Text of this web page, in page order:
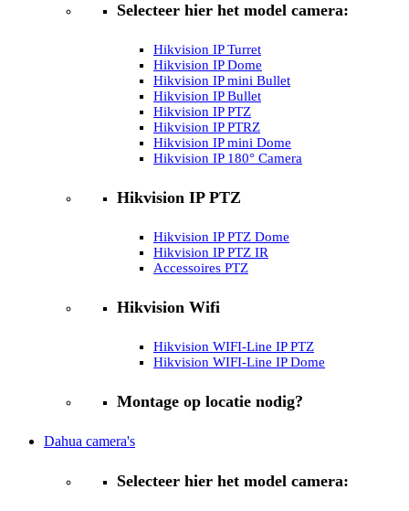
Selecteer hier het model camera:
Hikvision IP Turret
Hikvision IP Dome
Hikvision IP mini Bullet
Hikvision IP Bullet
Hikvision IP PTZ
Hikvision IP PTRZ
Hikvision IP mini Dome
Hikvision IP 180° Camera
Hikvision IP PTZ
Hikvision IP PTZ Dome
Hikvision IP PTZ IR
Accessoires PTZ
Hikvision Wifi
Hikvision WIFI-Line IP PTZ
Hikvision WIFI-Line IP Dome
Montage op locatie nodig?
Dahua camera's
Selecteer hier het model camera: